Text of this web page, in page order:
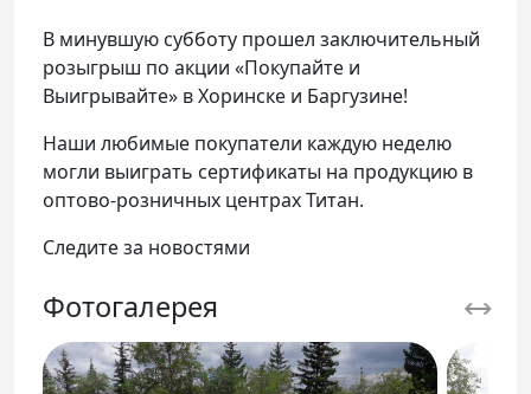
В минувшую субботу прошел заключительный
розыгрыш по акции «Покупайте и
Выигрывайте» в Хоринске и Баргузине!
Наши любимые покупатели каждую неделю
могли выиграть сертификаты на продукцию в
оптово-розничных центрах Титан.
Следите за новостями
Фотогалерея